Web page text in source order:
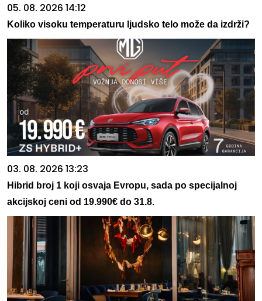
05. 08. 2026 14:12
Koliko visoku temperaturu ljudsko telo može da izdrži?
03. 08. 2026 13:23
Hibrid broj 1 koji osvaja Evropu, sada po specijalnoj
akcijskoj ceni od 19.990€ do 31.8.